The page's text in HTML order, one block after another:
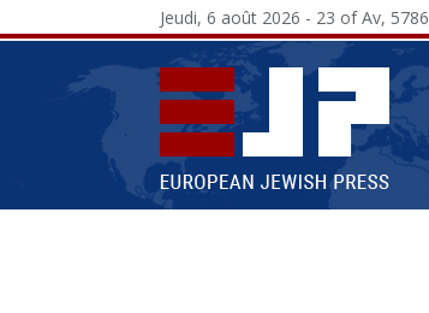
Jeudi, 6 août 2026 - 23 of Av, 5786